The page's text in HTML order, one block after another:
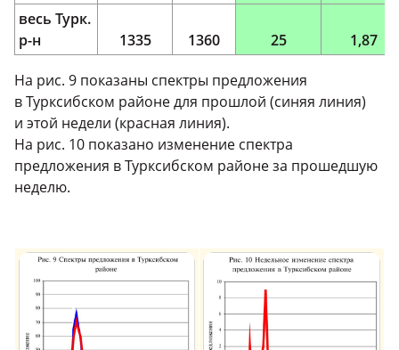
весь Турк.
р-н
1335 1360 25 1,87
На рис. 9 показаны спектры предложения
в Турксибском районе для прошлой (синяя линия)
и этой недели (красная линия).
На рис. 10 показано изменение спектра
предложения в Турксибском районе за прошедшую
неделю.